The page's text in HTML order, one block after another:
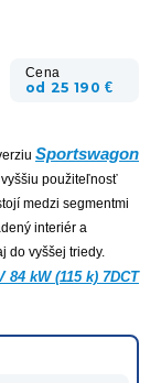
Cena
od 25 190 €
Sportswagon
použiteľnosť
medzi segmentmi
interiér a
do vyššej triedy.
kW (115 k) 7DCT